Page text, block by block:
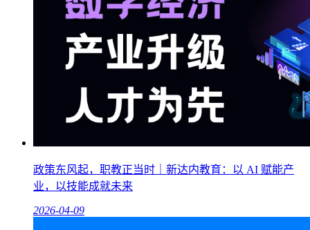
政策东风起，职教正当时｜新达内教育：以 AI 赋能产
业，以技能成就未来
2026-04-09